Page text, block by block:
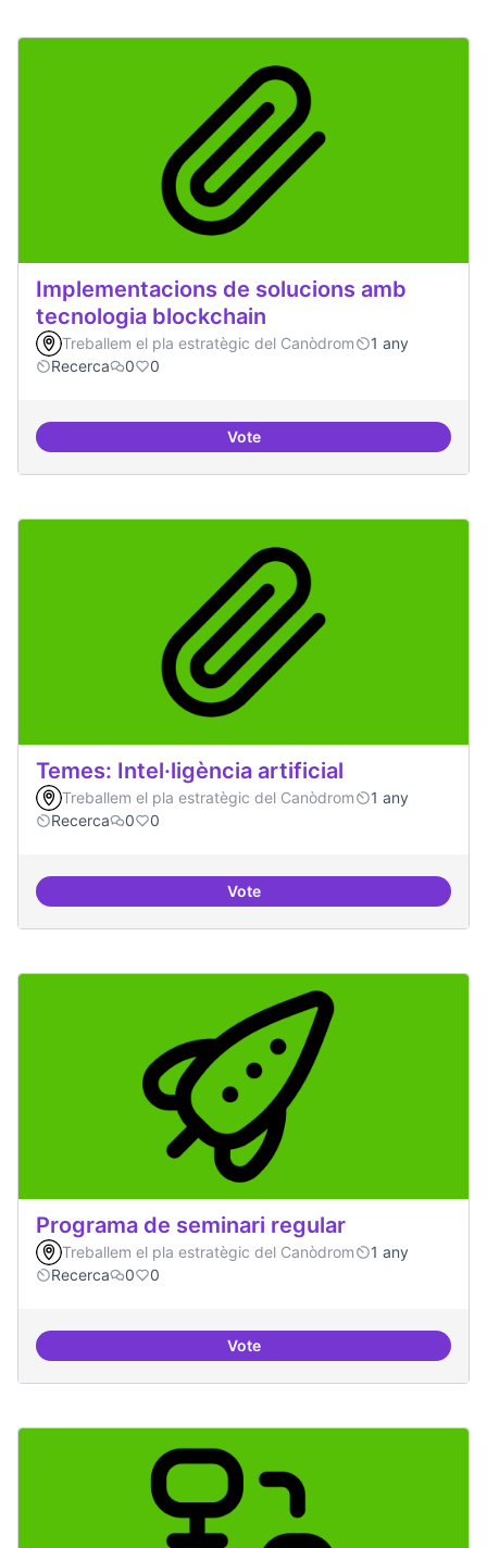
Implementacions de solucions amb
tecnologia blockchain
Treballem el pla estratègic del Canòdrom
1 any
Recerca
0 0
VoteImplementacions de solucions
Temes: Intel·ligència artificial
Treballem el pla estratègic del Canòdrom
1 any
Recerca
0 0
VoteTemes: Intel·ligència artificial
Programa de seminari regular
Treballem el pla estratègic del Canòdrom
1 any
Recerca
0 0
VotePrograma de seminari regular